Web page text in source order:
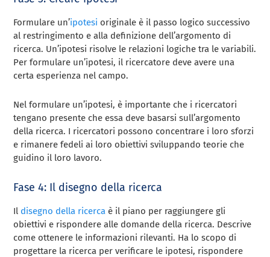
Formulare un’ipotesi originale è il passo logico successivo
al restringimento e alla definizione dell’argomento di
ricerca. Un’ipotesi risolve le relazioni logiche tra le variabili.
Per formulare un’ipotesi, il ricercatore deve avere una
certa esperienza nel campo.
Nel formulare un’ipotesi, è importante che i ricercatori
tengano presente che essa deve basarsi sull’argomento
della ricerca. I ricercatori possono concentrare i loro sforzi
e rimanere fedeli ai loro obiettivi sviluppando teorie che
guidino il loro lavoro.
Fase 4: Il disegno della ricerca
Il disegno della ricerca è il piano per raggiungere gli
obiettivi e rispondere alle domande della ricerca. Descrive
come ottenere le informazioni rilevanti. Ha lo scopo di
progettare la ricerca per verificare le ipotesi, rispondere